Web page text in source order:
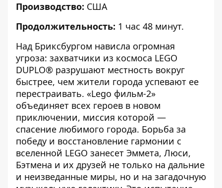
Производство: США
Продолжительность: 1 час 48 минут.
Над Бриксбургом нависла огромная
угроза: захватчики из космоса LEGO
DUPLO® разрушают местность вокруг
быстрее, чем жители города успевают ее
перестраивать. «Lego фильм-2»
объединяет всех героев в новом
приключении, миссия которой —
спасение любимого города. Борьба за
победу и восстановление гармонии с
вселенной LEGO занесет Эммета, Люси,
Бэтмена и их друзей не только на дальние
и неизведанные миры, но и на загадочную